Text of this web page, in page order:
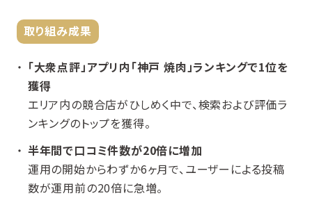
取り組み成果
「大衆点評」アプリ内「神戸 焼肉」ランキングで1位を
獲得
エリア内の競合店がひしめく中で、検索および評価ラ
ンキングのトップを獲得。
半年間で口コミ件数が20倍に増加
運用の開始からわずか6ヶ月で、ユーザーによる投稿
数が運用前の20倍に急増。